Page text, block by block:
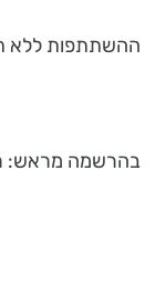
ההשתתפות ללא
בהרשמה מראש: ריזק